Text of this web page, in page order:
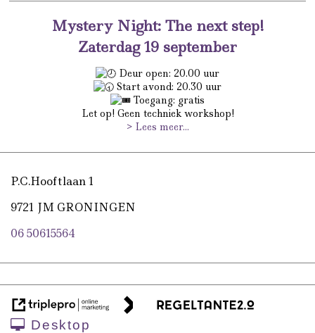
Mystery Night: The next step!
Zaterdag 19 september
Deur open: 20.00 uur
Start avond: 20.30 uur
Toegang: gratis
Let op! Geen techniek workshop!
> Lees meer...
P.C.Hooftlaan 1
9721 JM GRONINGEN
06 50615564
Desktop